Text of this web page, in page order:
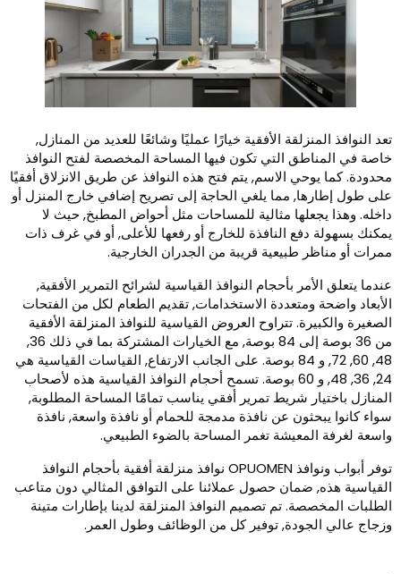
النوافذ المنزلقة الأفقية خيارًا عمليًا وشائعًا للعديد من المنازل,
في المناطق التي تكون فيها المساحة المخصصة لفتح النوافذ
كما يوحي الاسم, يتم فتح هذه النوافذ عن طريق الانزلاق أفقيًا
طول إطارها, مما يلغي الحاجة إلى تصريح إضافي خارج المنزل أو
وهذا يجعلها مثالية للمساحات مثل أحواض المطبخ, حيث لا
بسهولة دفع النافذة للخارج أو رفعها للأعلى, أو في غرف ذات
أو مناظر طبيعية قريبة من الجدران الخارجية.
يتعلق الأمر بأحجام النوافذ القياسية لشرائح التمرير الأفقية,
واضحة ومتعددة الاستخدامات, تقديم الطعام لكل من الفتحات
والكبيرة. تتراوح العروض القياسية للنوافذ المنزلقة الأفقية
من 36 بوصة إلى 84 بوصة, مع الخيارات المشتركة بما في ذلك 36,
48, 60, 72, و 84 بوصة. على الجانب الارتفاع, القياسات القياسية هي
24, 36, 48, و 60 بوصة. تسمح أحجام النوافذ القياسية هذه لأصحاب
باختيار شريط تمرير أفقي يناسب تمامًا المساحة المطلوبة,
كانوا يبحثون عن نافذة مدمجة للحمام أو نافذة واسعة, نافذة
لغرفة المعيشة تغمر المساحة بالضوء الطبيعي.
توفر أبواب ونوافذ OPUOMEN نوافذ منزلقة أفقية بأحجام النوافذ
هذه, ضمان حصول عملائنا على التوافق المثالي دون متاعب
المخصصة. تم تصميم النوافذ المنزلقة لدينا بإطارات متينة
عالي الجودة, توفير كل من الوظائف وطول العمر.